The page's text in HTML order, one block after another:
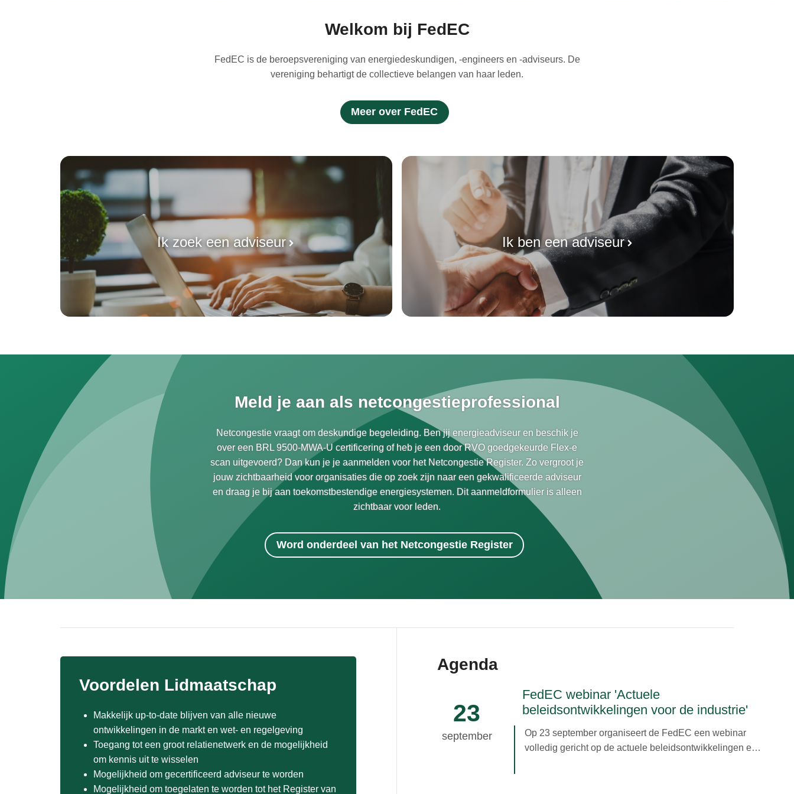
Welkom bij FedEC
FedEC is de beroepsvereniging van energiedeskundigen, -engineers en -adviseurs. De
vereniging behartigt de collectieve belangen van haar leden.
Meer over FedEC
Ik zoek een adviseur Ik ben een adviseur
Meld je aan als netcongestieprofessional
Netcongestie vraagt om deskundige begeleiding. Ben jij energieadviseur en beschik je
over een BRL 9500-MWA-U certificering of heb je een door RVO goedgekeurde Flex-e
scan uitgevoerd? Dan kun je je aanmelden voor het Netcongestie Register. Zo vergroot je
jouw zichtbaarheid voor organisaties die op zoek zijn naar een gekwalificeerde adviseur
en draag je bij aan toekomstbestendige energiesystemen. Dit aanmeldformulier is alleen
zichtbaar voor leden.
Word onderdeel van het Netcongestie Register
Voordelen Lidmaatschap
Makkelijk up-to-date blijven van alle nieuwe
ontwikkelingen in de markt en wet- en regelgeving
Toegang tot een groot relatienetwerk en de mogelijkheid
om kennis uit te wisselen
Mogelijkheid om gecertificeerd adviseur te worden
Mogelijkheid om toegelaten te worden tot het Register van
Agenda
FedEC webinar 'Actuele
beleidsontwikkelingen voor de industrie'
23
september
Op 23 september organiseert de FedEC een webinar
volledig gericht op de actuele beleidsontwikkelingen en